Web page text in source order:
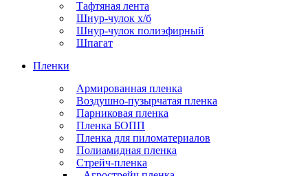
Тафтяная лента
Шнур-чулок х/б
Шнур-чулок полиэфирный
Шпагат
Пленки
Армированная пленка
Воздушно-пузырчатая пленка
Парниковая пленка
Пленка БОПП
Пленка для пиломатериалов
Полиамидная пленка
Стрейч-пленка